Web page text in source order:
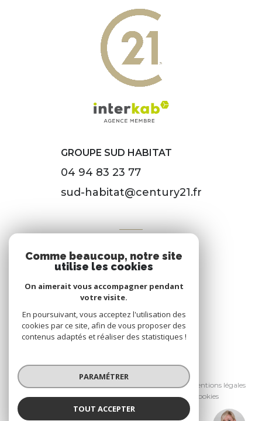
GROUPE SUD HABITAT
04 94 83 23 77
sud-habitat@century21.fr
Espace propriétaire
Mentions légales
Admin
Politique RGPD Cookies
Comme beaucoup, notre site
utilise les cookies
On aimerait vous accompagner pendant
votre visite.
En poursuivant, vous acceptez l'utilisation des
cookies par ce site, afin de vous proposer des
contenus adaptés et réaliser des statistiques !
PARAMÉTRER
TOUT ACCEPTER